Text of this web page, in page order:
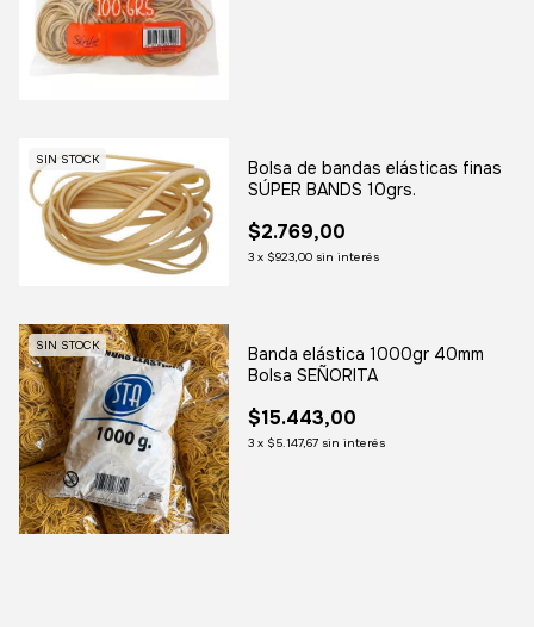
SIN STOCK
Bolsa de bandas elásticas finas
SÚPER BANDS 10grs.
$2.769,00
3 x $923,00 sin interés
SIN STOCK
Banda elástica 1000gr 40mm
Bolsa SEÑORITA
$15.443,00
3 x $5.147,67 sin interés